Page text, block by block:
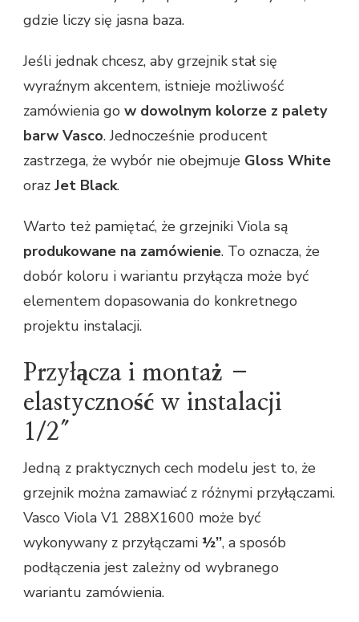
gdzie liczy się jasna baza.
Jeśli jednak chcesz, aby grzejnik stał się
wyraźnym akcentem, istnieje możliwość
zamówienia go w dowolnym kolorze z palety
barw Vasco. Jednocześnie producent
zastrzega, że wybór nie obejmuje Gloss White
oraz Jet Black.
Warto też pamiętać, że grzejniki Viola są
produkowane na zamówienie. To oznacza, że
dobór koloru i wariantu przyłącza może być
elementem dopasowania do konkretnego
projektu instalacji.
Przyłącza i montaż –
elastyczność w instalacji
1/2″
Jedną z praktycznych cech modelu jest to, że
grzejnik można zamawiać z różnymi przyłączami.
Vasco Viola V1 288X1600 może być
wykonywany z przyłączami ½’’, a sposób
podłączenia jest zależny od wybranego
wariantu zamówienia.